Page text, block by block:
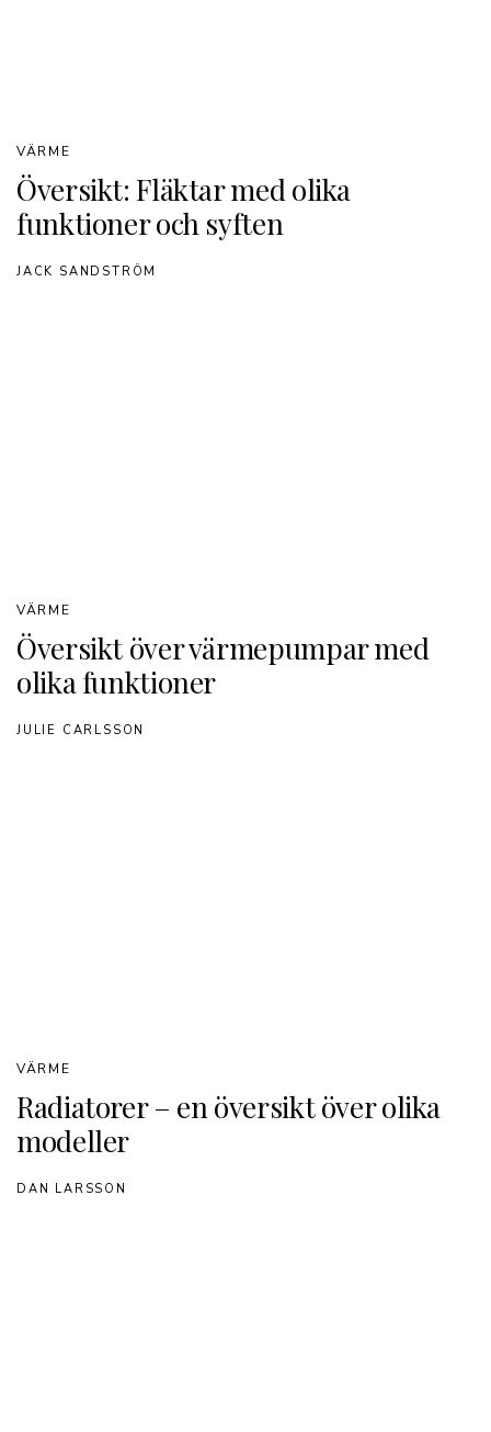
Översikt: Fläktar med olika
funktioner och syften
VÄRME
JACK SANDSTRÖM
Översikt över värmepumpar med
olika funktioner
VÄRME
JULIE CARLSSON
Radiatorer – en översikt över olika
modeller
VÄRME
DAN LARSSON